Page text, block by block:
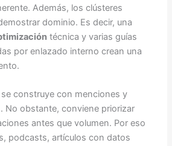
Además, los clústeres
dominio. Es decir, una
técnica y varias guías
por enlazado interno crean una
construye con menciones y
No obstante, conviene priorizar
antes que volumen. Por eso
podcasts, artículos con datos